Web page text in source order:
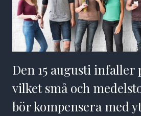
Den 15 augusti infaller
vilket små och
bör kompensera med